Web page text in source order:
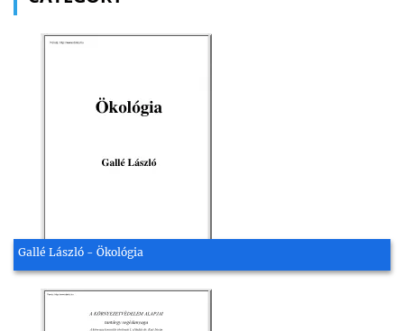
Gallé László - Ökológia